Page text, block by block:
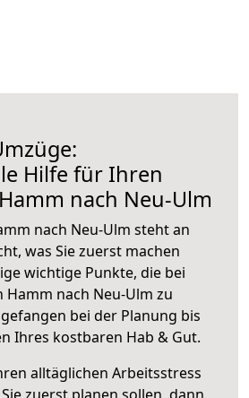
Hilfe für Ihren
nach Neu-Ulm
nach Neu-Ulm steht an
was Sie zuerst machen
wichtige Punkte, die bei
Hamm nach Neu-Ulm zu
bei der Planung bis
Ihres kostbaren Hab & Gut.
alltäglichen Arbeitsstress